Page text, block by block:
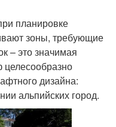
планировке
зоны, требующие
– это значимая
дизайна:
альпийских город.